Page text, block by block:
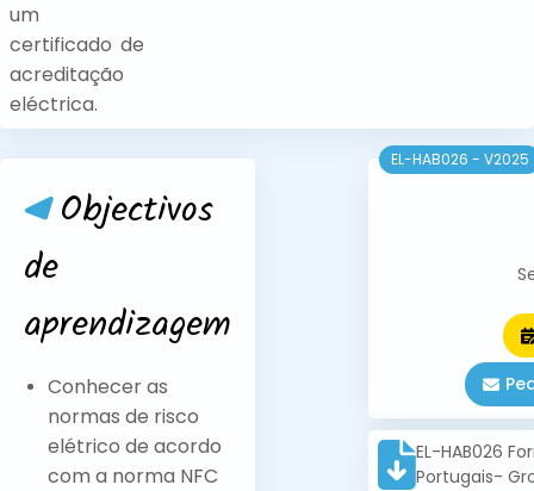
um
certificado de
acreditação
eléctrica.
Objectivos
de
aprendizagem
Conhecer as
normas de risco
elétrico de acordo
com a norma NFC
EL-HAB026 - V2025
EL-HAB026
Portugais-